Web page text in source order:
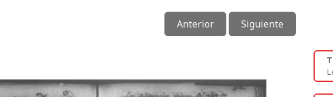
Anterior Siguiente